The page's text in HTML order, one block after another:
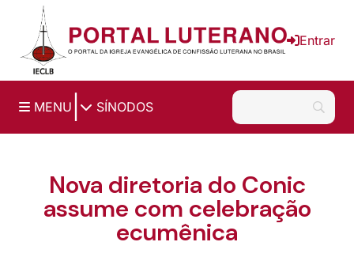
Ir para o conteúdo principal
Entrar
MENU SÍNODOS
Nova diretoria do Conic
assume com celebração
ecumênica